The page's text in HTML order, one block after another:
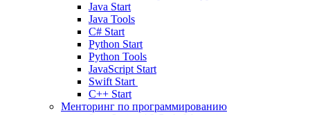
Java Start
Java Tools
C# Start
Python Start
Python Tools
JavaScript Start
Swift Start
C++ Start
Менторинг по программированию